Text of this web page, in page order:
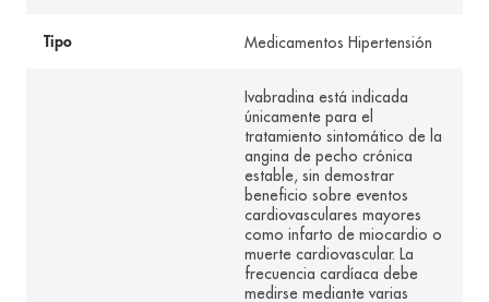
Tipo Medicamentos Hipertensión
Ivabradina está indicada
únicamente para el
tratamiento sintomático de la
angina de pecho crónica
estable, sin demostrar
beneficio sobre eventos
cardiovasculares mayores
como infarto de miocardio o
muerte cardiovascular. La
frecuencia cardíaca debe
medirse mediante varias